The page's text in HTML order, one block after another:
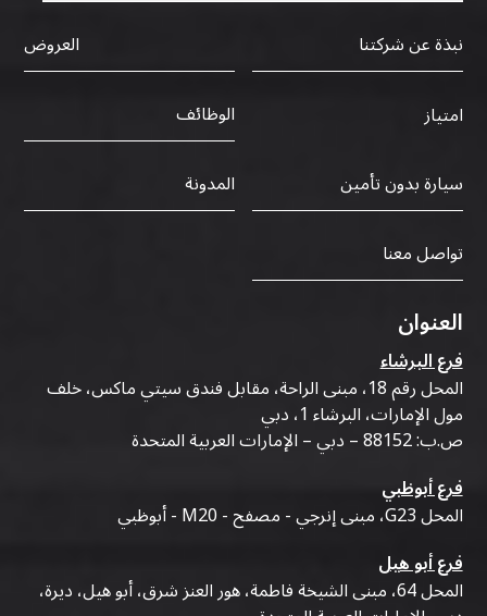
نبذة عن شركتنا
العروض
امتياز
الوظائف
سيارة بدون تأمين
المدونة
تواصل معنا
العنوان
فرع البرشاء
المحل رقم 18، مبنى الراحة، مقابل فندق سيتي ماكس، خلف
مول الإمارات، البرشاء 1، دبي
ص.ب: 88152 – دبي – الإمارات العربية المتحدة
فرع أبوظبي
المحل G23، مبنى إنرجي - مصفح - M20 - أبوظبي
فرع أبو هيل
المحل 64، مبنى الشيخة فاطمة، هور العنز شرق، أبو هيل، ديرة،